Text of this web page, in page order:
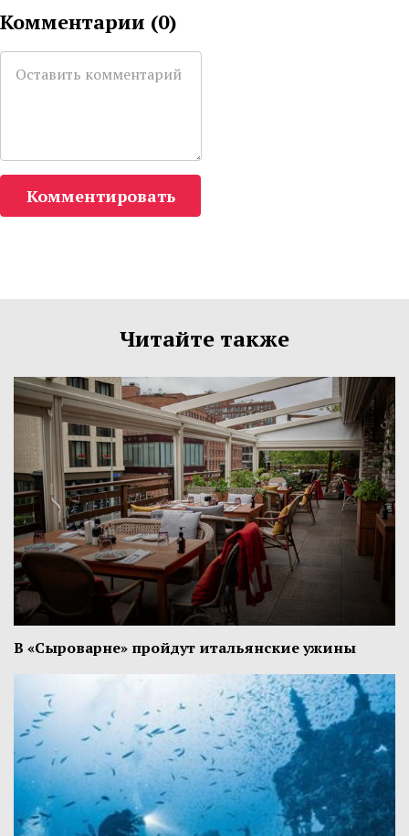
Комментарии (0)
Комментировать
Читайте также
В «Сыроварне» пройдут итальянские ужины